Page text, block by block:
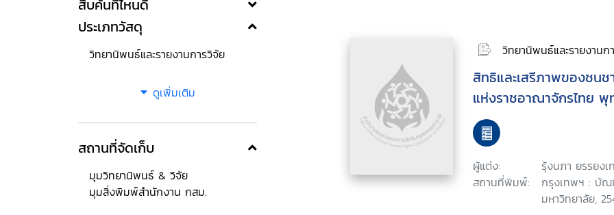
สืบค้นที่ไหนดี
ประเภทวัสดุ
วิทยานิพนธ์และรายงานการวิจัย
ดูเพิ่มเติม
สถานที่จัดเก็บ
มุมวิทยานิพนธ์ & วิจัย
มุมสิ่งพิมพ์สำนักงาน กสม.
วิทยานิพนธ์และรายงานก
สิทธิและเสรีภาพของชน
แห่งราชอาณาจักรไทย
ผู้แต่ง:
รุ้งนภา ยรรยง
สถานที่พิมพ์:
กรุงเทพฯ : บั
มหาวิทยาลัย,